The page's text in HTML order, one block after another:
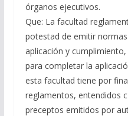
órganos ejecutivos.
Que: La facultad
potestad de emitir
aplicación y
para completar la
esta facultad tiene por
reglamentos, entendidos
preceptos emitidos por